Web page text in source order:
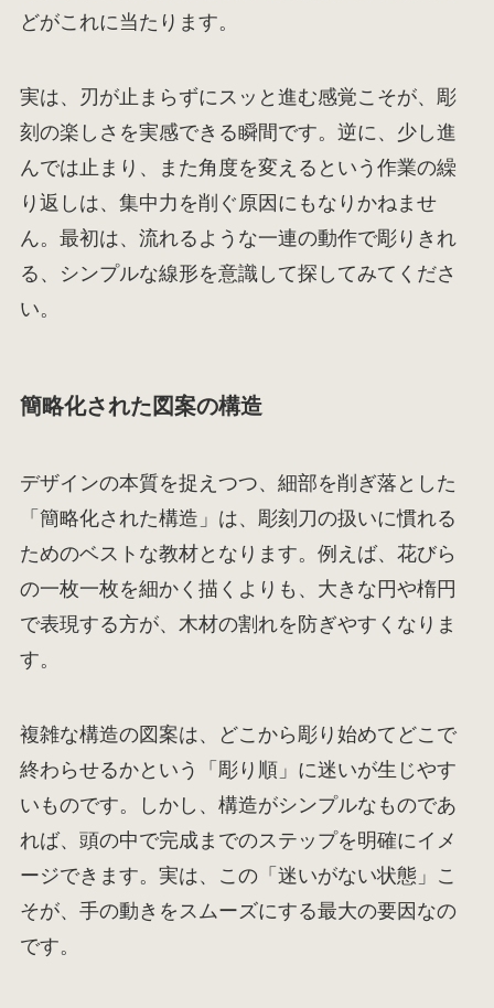
どがこれに当たります。
実は、刃が止まらずにスッと進む感覚こそが、彫
刻の楽しさを実感できる瞬間です。逆に、少し進
んでは止まり、また角度を変えるという作業の繰
り返しは、集中力を削ぐ原因にもなりかねませ
ん。最初は、流れるような一連の動作で彫りきれ
る、シンプルな線形を意識して探してみてくださ
い。
簡略化された図案の構造
デザインの本質を捉えつつ、細部を削ぎ落とした
「簡略化された構造」は、彫刻刀の扱いに慣れる
ためのベストな教材となります。例えば、花びら
の一枚一枚を細かく描くよりも、大きな円や楕円
で表現する方が、木材の割れを防ぎやすくなりま
す。
複雑な構造の図案は、どこから彫り始めてどこで
終わらせるかという「彫り順」に迷いが生じやす
いものです。しかし、構造がシンプルなものであ
れば、頭の中で完成までのステップを明確にイメ
ージできます。実は、この「迷いがない状態」こ
そが、手の動きをスムーズにする最大の要因なの
です。